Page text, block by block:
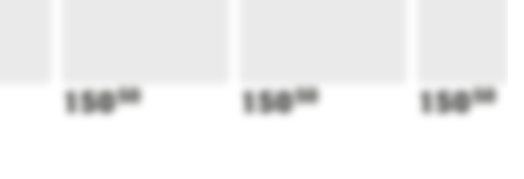
15050 15050 15050